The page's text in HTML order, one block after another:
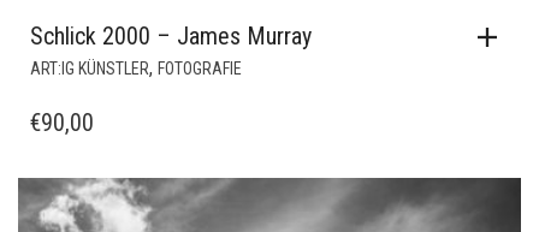
Schlick 2000 – James Murray
ART:IG KÜNSTLER, FOTOGRAFIE
€90,00